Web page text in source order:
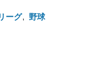
ーグ 野球